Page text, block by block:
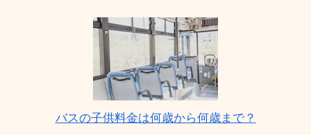
バスの子供料金は何歳から何歳まで？